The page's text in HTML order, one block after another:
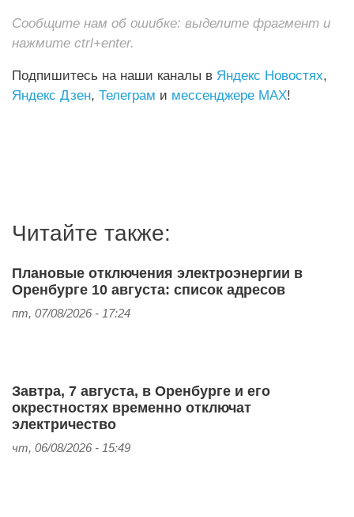
Сообщите нам об ошибке: выделите фрагмент и
нажмите ctrl+enter.
Подпишитесь на наши каналы в Яндекс Новостях,
Яндекс Дзен, Телеграм и мессенджере MAX!
Читайте также:
Плановые отключения электроэнергии в
Оренбурге 10 августа: список адресов
пт, 07/08/2026 - 17:24
Завтра, 7 августа, в Оренбурге и его
окрестностях временно отключат
электричество
чт, 06/08/2026 - 15:49